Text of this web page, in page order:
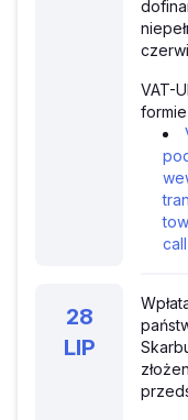
VAT-
28
LIP